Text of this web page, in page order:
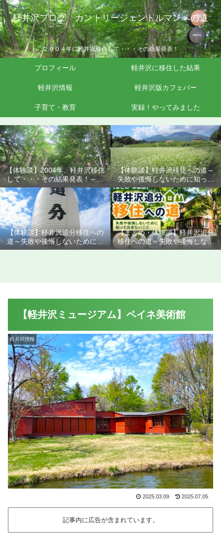
軽井沢ブログ カントリージェントルマンへの道
２００４年に軽井沢移住して・・・その結果発表！
プロフィール 軽井沢に移住した結果
軽井沢情報 軽井沢版カフェバー
子育て・教育 実録！やってみました
【体験談】2004年、軽井沢移住
して・・・その結果発表！～失
敗や後悔しないために知ってお
きたいこと
【体験談】軽井沢移住への道～
失敗や後悔しないために知って
おきたいこと
【体験談】軽井沢追分移住への
道～失敗や後悔しないために知
っておきたいこと
【まとめ・体験談】軽井沢追分
移住への道～失敗や後悔しない
ために知っておきたいこと
【軽井沢ミュージアム】ペイネ美術館
軽井沢情報
2025.03.09 2025.07.05
記事内に広告が含まれています。